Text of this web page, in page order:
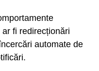
fi redirecționări
automate de